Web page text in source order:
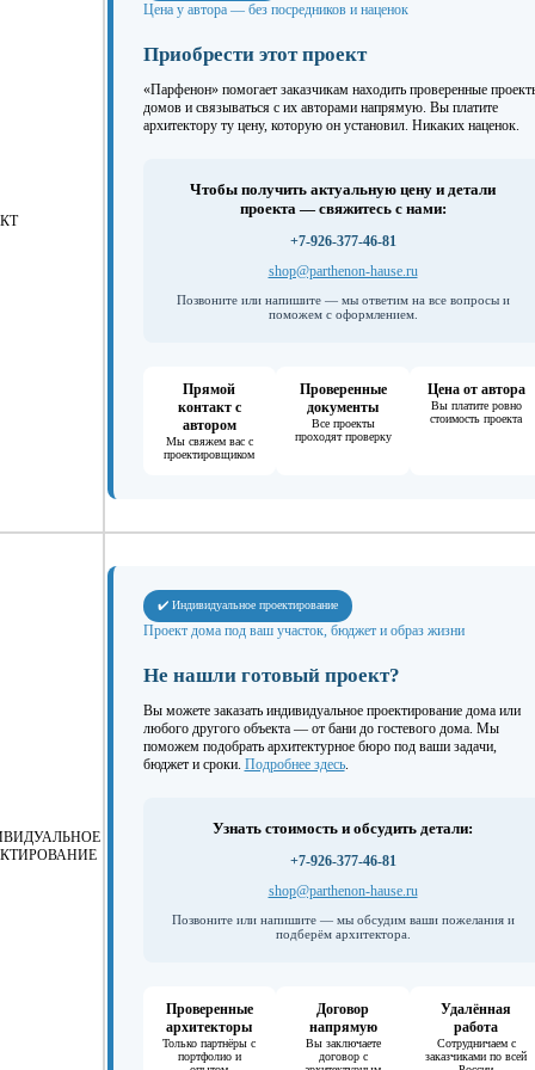
Цена у автора — без посредников и наценок
Приобрести этот проект
«Парфенон» помогает заказчикам находить проверенные
домов и связываться с их авторами напрямую. Вы платите
архитектору ту цену, которую он установил. Никаких наценок.
Чтобы получить актуальную цену и детали
проекта — свяжитесь с нами:
+7-926-377-46-81
shop@parthenon-hause.ru
Позвоните или напишите — мы ответим на все вопросы и
поможем с оформлением.
Прямой
контакт с
автором
Мы свяжем вас с
проектировщиком
Проверенные
документы
Все проекты
проходят проверку
Цена от автора
Вы платите ровно
стоимость проекта
✔️ Индивидуальное проектирование
Проект дома под ваш участок, бюджет и образ жизни
Не нашли готовый проект?
Вы можете заказать индивидуальное проектирование дома или
любого другого объекта — от бани до гостевого дома. Мы
поможем подобрать архитектурное бюро под ваши задачи,
бюджет и сроки. Подробнее здесь.
Узнать стоимость и обсудить детали:
+7-926-377-46-81
shop@parthenon-hause.ru
Позвоните или напишите — мы обсудим ваши пожелания и
подберём архитектора.
Проверенные
архитекторы
Только партнёры с
портфолио и
Договор
напрямую
Вы заключаете
договор с
Удалённая
работа
Сотрудничаем с
заказчиками по всей